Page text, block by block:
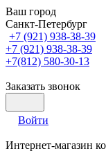
Ваш город
Санкт-Петербург
+7 (921) 938-38-39
+7 (921) 938-38-39
+7(812) 580-30-13
Заказать звонок
Войти
Интернет-магазин